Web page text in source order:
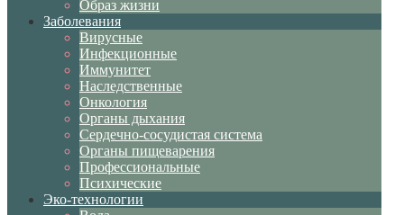
Образ жизни
Заболевания
Вирусные
Инфекционные
Иммунитет
Наследственные
Онкология
Органы дыхания
Сердечно-сосудистая система
Органы пищеварения
Профессиональные
Психические
Эко-технологии